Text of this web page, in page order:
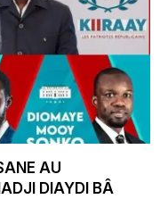
AU
DIAYDI BÂ